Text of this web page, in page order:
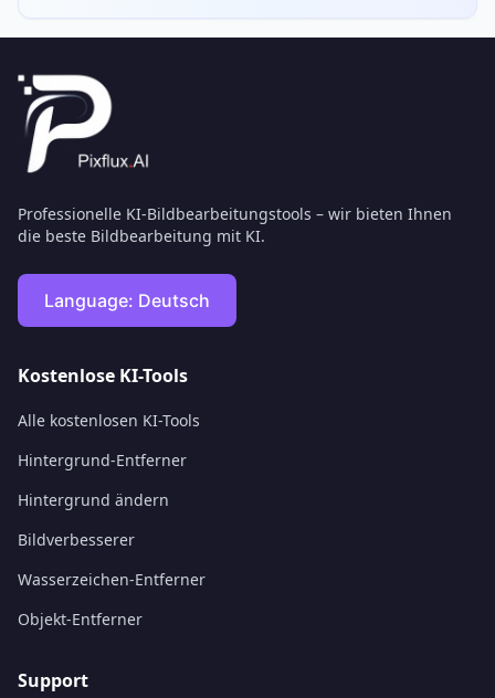
Professionelle KI-Bildbearbeitungstools – wir bieten Ihnen
die beste Bildbearbeitung mit KI.
Language: Deutsch
Kostenlose KI-Tools
Alle kostenlosen KI-Tools
Hintergrund-Entferner
Hintergrund ändern
Bildverbesserer
Wasserzeichen-Entferner
Objekt-Entferner
Support